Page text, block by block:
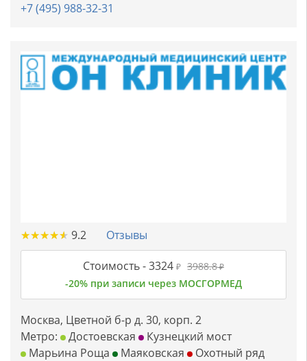
+7 (495) 988-32-31
★★★★★
★★★★★ 9.2 Отзывы
Стоимость -3324 ₽ 3988.8₽
-20% при записи через МОСГОРМЕД
Москва, Цветной б-р д. 30, корп. 2
Метро:
Достоевская
Кузнецкий мост
Марьина Роща
Маяковская
Охотный ряд